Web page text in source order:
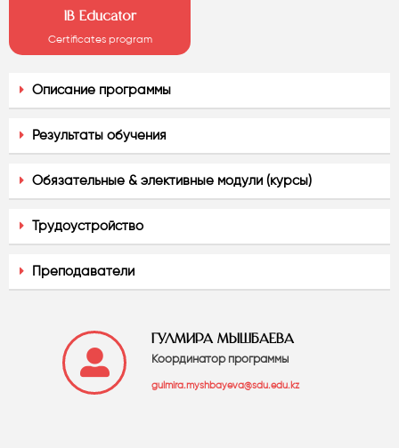
IB Educator
Certificates program
Описание программы
Результаты обучения
Обязательные & элективные модули (курсы)
Трудоустройство
Преподаватели
ГУЛМИРА МЫШБАЕВА
Координатор программы
gulmira.myshbayeva@sdu.edu.kz